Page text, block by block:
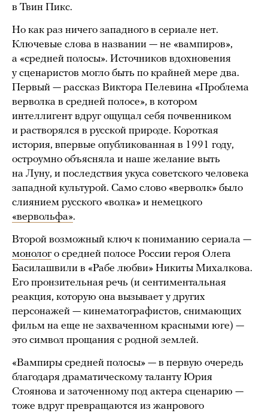
в Твин Пикс.
Но как раз ничего западного в сериале нет.
Ключевые слова в названии — не «вампиров»,
а «средней полосы». Источников вдохновения
у сценаристов могло быть по крайней мере два.
Первый — рассказ Виктора Пелевина «Проблема
верволка в средней полосе», в котором
интеллигент вдруг ощущал себя почвенником
и растворялся в русской природе. Короткая
история, впервые опубликованная в 1991 году,
остроумно объясняла и наше желание выть
на Луну, и последствия укуса советского человека
западной культурой. Само слово «верволк» было
слиянием русского «волка» и немецкого
«вервольфа».
Второй возможный ключ к пониманию сериала —
монолого средней полосе России героя Олега
Басилашвили в «Рабе любви» Никиты Михалкова.
Его пронзительная речь (и сентиментальная
реакция, которую она вызывает у других
персонажей — кинематографистов, снимающих
фильм на еще не захваченном красными юге) —
это символ прощания с родной землей.
«Вампиры средней полосы» — в первую очередь
благодаря драматическому таланту Юрия
Стоянова и заточенному под актера сценарию —
тоже вдруг превращаются из жанрового